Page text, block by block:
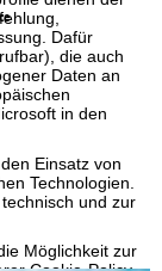
Dafür
die auch
Daten an
in den
Einsatz von
Technologien.
und zur
Möglichkeit zur